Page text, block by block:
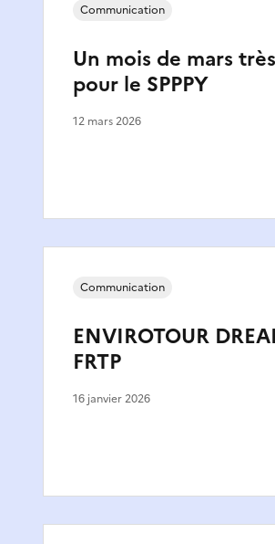
Un mois de mars
pour le SPPPY
Communication
12 mars 2026
ENVIROTOUR
FRTP
Communication
16 janvier 2026